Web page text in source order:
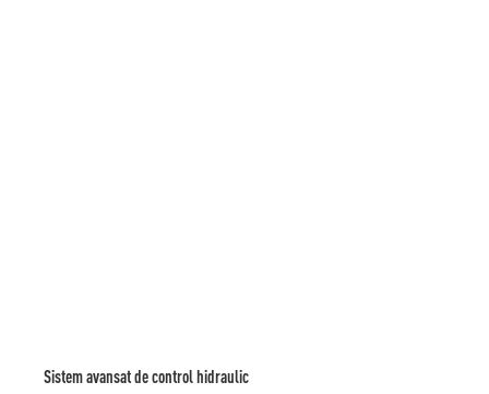
Sistem avansat de control hidraulic